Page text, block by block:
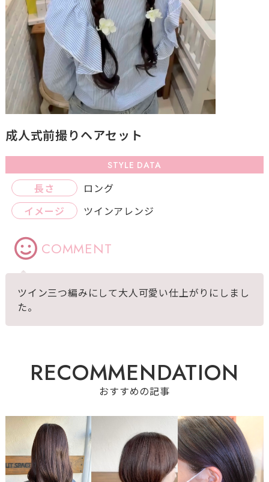
成人式前撮りヘアセット
STYLE DATA
長さ
ロング
イメージ
ツインアレンジ
COMMENT
ツイン三つ編みにして大人可愛い仕上がりにしまし
た。
RECOMMENDATION
おすすめの記事